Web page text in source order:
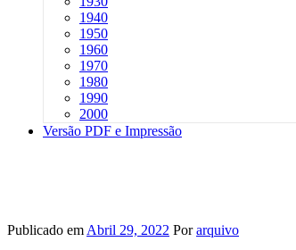
1940
1950
1960
1970
1980
1990
2000
Versão PDF e Impressão
Publicado em Abril 29, 2022 Porarquivo